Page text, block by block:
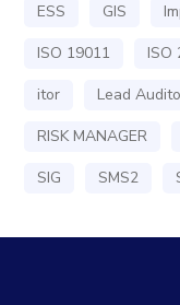
ESS
GIS
ISO 19011
ISO
itor
Lead
RISK MANAGER
SIG
SMS2